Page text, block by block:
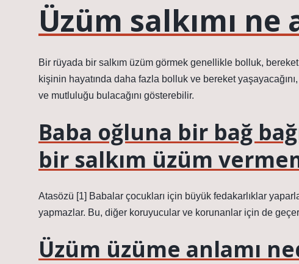
Üzüm salkımı
Bir rüyada bir salkım üzüm görmek genellikle bolluk,
kişinin hayatında daha fazla bolluk ve bereket
ve mutluluğu bulacağını gösterebilir.
Baba oğluna bir bağ
bir salkım üzüm
Atasözü [1] Babalar çocukları için büyük fedakarlıklar
yapmazlar. Bu, diğer koruyucular ve korunanlar için de
Üzüm üzüme anlamı